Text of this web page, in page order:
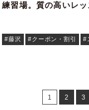
練習場。質の高いレッ
#藤沢 #クーポン・割引 #
1 2 3